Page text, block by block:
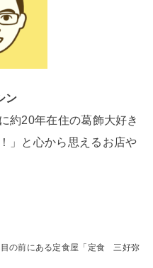
ン
約20年在住の葛飾大好き
」と心から思えるお店や
の前にある定食屋「定食 三好弥